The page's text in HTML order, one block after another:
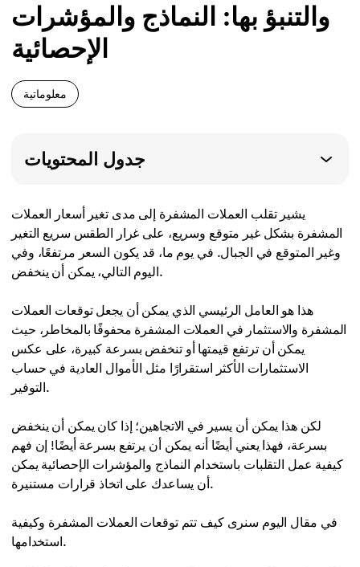
والتنبؤ بها: النماذج والمؤشرات
الإحصائية
معلوماتية
جدول المحتويات
يشير تقلب العملات المشفرة إلى مدى تغير أسعار العملات
المشفرة بشكل غير متوقع وسريع، على غرار الطقس سريع التغير
وغير المتوقع في الجبال. في يوم ما، قد يكون السعر مرتفعًا، وفي
اليوم التالي، يمكن أن ينخفض.
هذا هو العامل الرئيسي الذي يمكن أن يجعل توقعات العملات
المشفرة والاستثمار في العملات المشفرة محفوفًا بالمخاطر، حيث
يمكن أن ترتفع قيمتها أو تنخفض بسرعة كبيرة، على عكس
الاستثمارات الأكثر استقرارًا مثل الأموال العادية في حساب
التوفير.
لكن هذا يمكن أن يسير في الاتجاهين؛ إذا كان يمكن أن ينخفض
بسرعة، فهذا يعني أيضًا أنه يمكن أن يرتفع بسرعة أيضًا! إن فهم
كيفية عمل التقلبات باستخدام النماذج والمؤشرات الإحصائية يمكن
أن يساعدك على اتخاذ قرارات مستنيرة.
في مقال اليوم سنرى كيف تتم توقعات العملات المشفرة وكيفية
استخدامها.